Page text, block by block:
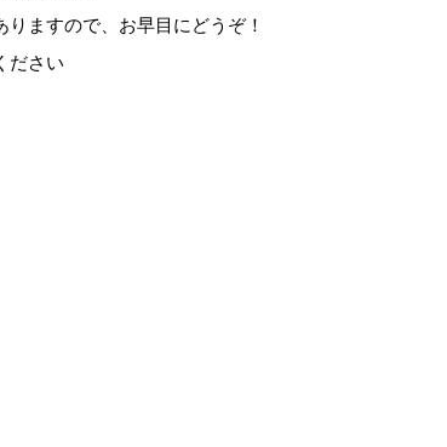
ますので、お早目にどうぞ！
ださい